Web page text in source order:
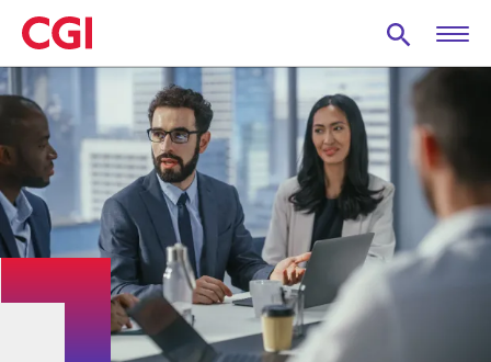
Skip
to
main
content